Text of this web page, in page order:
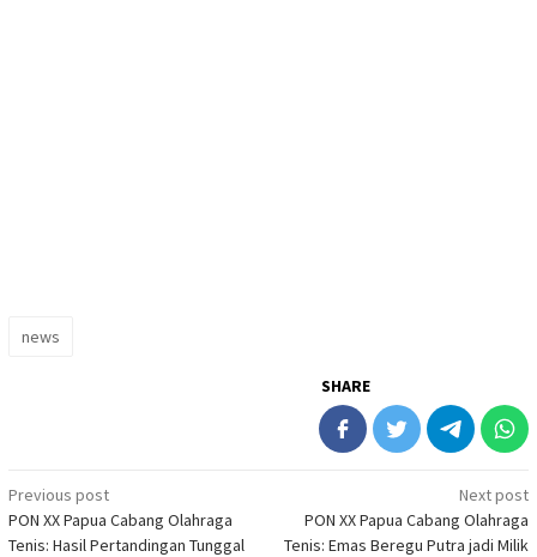
news
SHARE
Post
navigation
Previous post
PON XX Papua Cabang Olahraga
Tenis: Hasil Pertandingan Tunggal
Next post
PON XX Papua Cabang Olahraga
Tenis: Emas Beregu Putra jadi Milik